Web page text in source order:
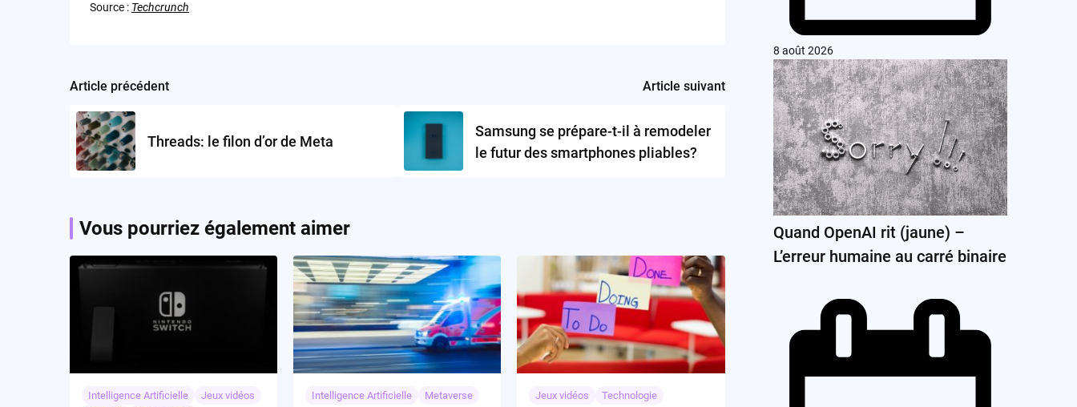
Source : Techcrunch
Post
navigation
Article précédent
Threads: le filon d’or de Meta
Article suivant
Samsung se prépare-t-il à remodeler
le futur des smartphones pliables?
Vous pourriez également aimer
Intelligence Artificielle
Jeux vidéos
Intelligence Artificielle Metaverse Jeux vidéos Technologie
8 août 2026
Quand OpenAI rit (jaune) –
L’erreur humaine au carré binaire